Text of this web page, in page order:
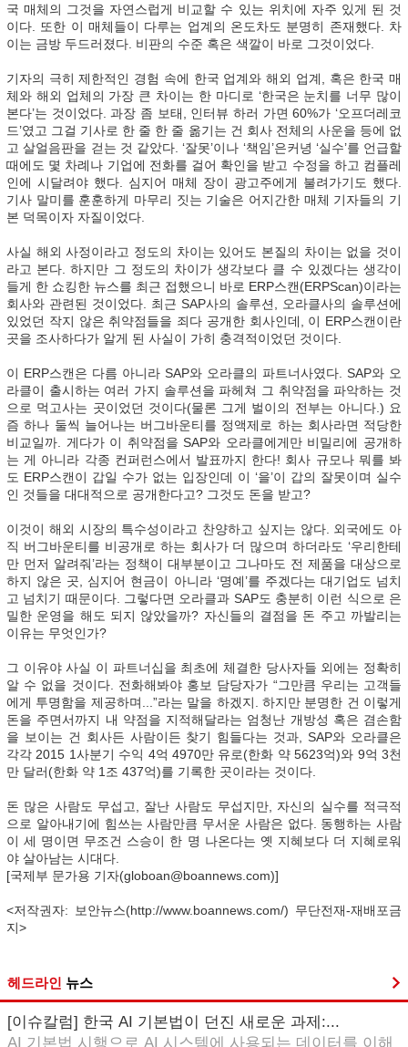
국 매체의 그것을 자연스럽게 비교할 수 있는 위치에 자주 있게 된 것
이다. 또한 이 매체들이 다루는 업계의 온도차도 분명히 존재했다. 차
이는 금방 두드러졌다. 비판의 수준 혹은 색깔이 바로 그것이었다.
기자의 극히 제한적인 경험 속에 한국 업계와 해외 업계, 혹은 한국 매
체와 해외 업체의 가장 큰 차이는 한 마디로 ‘한국은 눈치를 너무 많이
본다’는 것이었다. 과장 좀 보태, 인터뷰 하러 가면 60%가 ‘오프더레코
드’였고 그걸 기사로 한 줄 한 줄 옮기는 건 회사 전체의 사운을 등에 없
고 살얼음판을 걷는 것 같았다. ‘잘못’이나 ‘책임’은커녕 ‘실수’를 언급할
때에도 몇 차례나 기업에 전화를 걸어 확인을 받고 수정을 하고 컴플레
인에 시달려야 했다. 심지어 매체 장이 광고주에게 불려가기도 했다.
기사 말미를 훈훈하게 마무리 짓는 기술은 어지간한 매체 기자들의 기
본 덕목이자 자질이었다.
사실 해외 사정이라고 정도의 차이는 있어도 본질의 차이는 없을 것이
라고 본다. 하지만 그 정도의 차이가 생각보다 클 수 있겠다는 생각이
들게 한 쇼킹한 뉴스를 최근 접했으니 바로 ERP스캔(ERPScan)이라는
회사와 관련된 것이었다. 최근 SAP사의 솔루션, 오라클사의 솔루션에
있었던 작지 않은 취약점들을 죄다 공개한 회사인데, 이 ERP스캔이란
곳을 조사하다가 알게 된 사실이 가히 충격적이었던 것이다.
이 ERP스캔은 다름 아니라 SAP와 오라클의 파트너사였다. SAP와 오
라클이 출시하는 여러 가지 솔루션을 파헤쳐 그 취약점을 파악하는 것
으로 먹고사는 곳이었던 것이다(물론 그게 벌이의 전부는 아니다.) 요
즘 하나 둘씩 늘어나는 버그바운티를 정액제로 하는 회사라면 적당한
비교일까. 게다가 이 취약점을 SAP와 오라클에게만 비밀리에 공개하
는 게 아니라 각종 컨퍼런스에서 발표까지 한다! 회사 규모나 뭐를 봐
도 ERP스캔이 갑일 수가 없는 입장인데 이 ‘을’이 갑의 잘못이며 실수
인 것들을 대대적으로 공개한다고? 그것도 돈을 받고?
이것이 해외 시장의 특수성이라고 찬양하고 싶지는 않다. 외국에도 아
직 버그바운티를 비공개로 하는 회사가 더 많으며 하더라도 ‘우리한테
만 먼저 알려줘’라는 정책이 대부분이고 그나마도 전 제품을 대상으로
하지 않은 곳, 심지어 현금이 아니라 ‘명예’를 주겠다는 대기업도 넘치
고 넘치기 때문이다. 그렇다면 오라클과 SAP도 충분히 이런 식으로 은
밀한 운영을 해도 되지 않았을까? 자신들의 결점을 돈 주고 까발리는
이유는 무엇인가?
그 이유야 사실 이 파트너십을 최초에 체결한 당사자들 외에는 정확히
알 수 없을 것이다. 전화해봐야 홍보 담당자가 “그만큼 우리는 고객들
에게 투명함을 제공하며...”라는 말을 하겠지. 하지만 분명한 건 이렇게
돈을 주면서까지 내 약점을 지적해달라는 엄청난 개방성 혹은 겸손함
을 보이는 건 회사든 사람이든 찾기 힘들다는 것과, SAP와 오라클은
각각 2015 1사분기 수익 4억 4970만 유로(한화 약 5623억)와 9억 3천
만 달러(한화 약 1조 437억)를 기록한 곳이라는 것이다.
돈 많은 사람도 무섭고, 잘난 사람도 무섭지만, 자신의 실수를 적극적
으로 알아내기에 힘쓰는 사람만큼 무서운 사람은 없다. 동행하는 사람
이 세 명이면 무조건 스승이 한 명 나온다는 옛 지혜보다 더 지혜로워
야 살아남는 시대다.
[국제부 문가용 기자(globoan@boannews.com)]
<저작권자: 보안뉴스(http://www.boannews.com/) 무단전재-재배포금
지>
헤드라인 뉴스
[이슈칼럼] 한국 AI 기본법이 던진 새로운 과제:...
AI 기본법 시행으로 AI 시스템에 사용되는 데이터를 이해